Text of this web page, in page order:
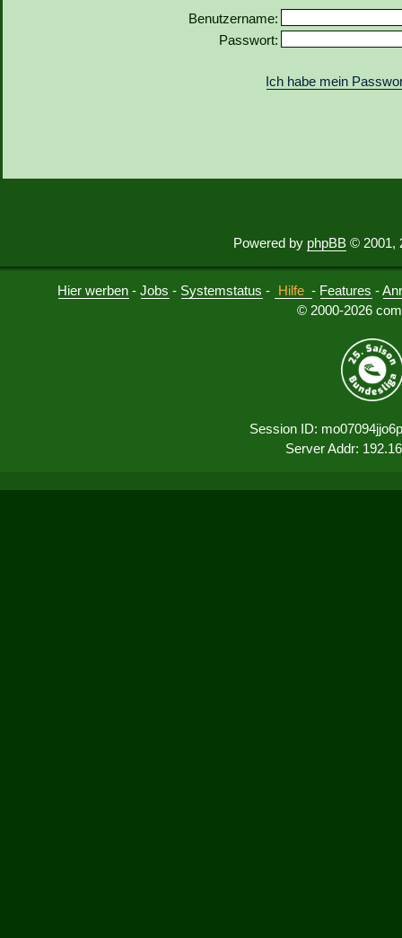
Benutzername:
Passwort:
Ich habe mein
Powered by phpBB © 2001,
Hier werben -Jobs - Systemstatus - Hilfe - Features -
© 2000-2026
Session ID:
Server Addr: